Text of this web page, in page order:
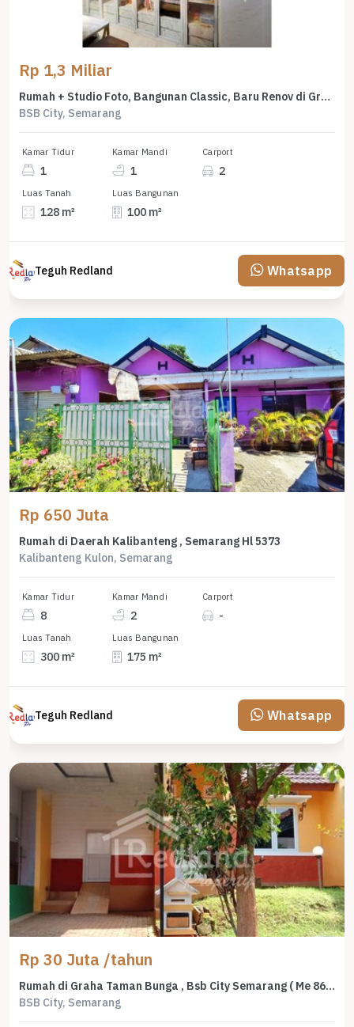
Rp 1,3 Miliar
Rumah + Studio Foto, Bangunan Classic, Baru Renov di Graha Taman Pelangi, Bsb, Me 7666
BSB City, Semarang
Kamar Tidur
1
Kamar Mandi
1
Carport
2
Luas Tanah
128 m²
Luas Bangunan
100 m²
Teguh Redland Whatsapp
Rp 650 Juta
Rumah di Daerah Kalibanteng , Semarang Hl 5373
Kalibanteng Kulon, Semarang
Kamar Tidur
8
Kamar Mandi
2
Carport
-
Luas Tanah
300 m²
Luas Bangunan
175 m²
Teguh Redland Whatsapp
Rp 30 Juta /tahun
Rumah di Graha Taman Bunga , Bsb City Semarang ( Me 8603 )
BSB City, Semarang